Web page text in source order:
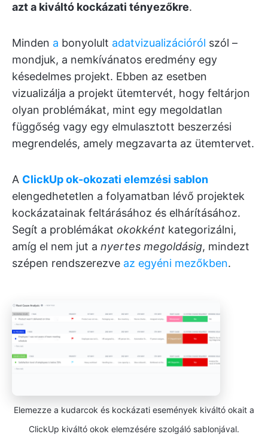
azt a kiváltó kockázati tényezőkre.
Minden a bonyolult adatvizualizációról szól –
mondjuk, a nemkívánatos eredmény egy
késedelmes projekt. Ebben az esetben
vizualizálja a projekt ütemtervét, hogy feltárjon
olyan problémákat, mint egy megoldatlan
függőség vagy egy elmulasztott beszerzési
megrendelés, amely megzavarta az ütemtervet.
A ClickUp ok-okozati elemzési sablon
elengedhetetlen a folyamatban lévő projektek
kockázatainak feltárásához és elhárításához.
Segít a problémákat okokként kategorizálni,
amíg el nem jut a nyertes megoldásig, mindezt
szépen rendszerezve az egyéni mezőkben.
Elemezze a kudarcok és kockázati események kiváltó okait a
ClickUp kiváltó okok elemzésére szolgáló sablonjával.